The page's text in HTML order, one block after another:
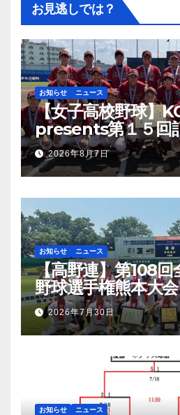
お見逃しでは？
お知らせ ニュース
【女子高校野球】
presents第１５回
等学校女子硬式野
幕
2026年8月7日
お知らせ ニュース
【高野連】第108回
野球選手権熊本大
明高校悲願の初優勝
2026年7月30日
お知らせ ニュース